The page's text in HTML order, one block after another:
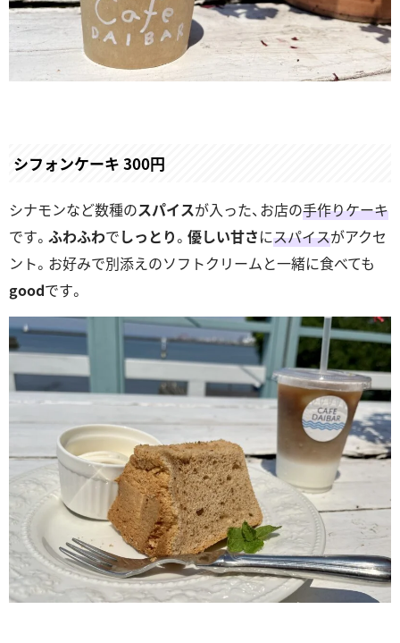
シフォンケーキ 300円
シナモンなど数種のスパイスが入った、お店の手作りケーキ
です。 ふわふわでしっとり。 優しい甘さにスパイスがアクセ
ント。お好みで別添えのソフトクリームと一緒に食べても
goodです。